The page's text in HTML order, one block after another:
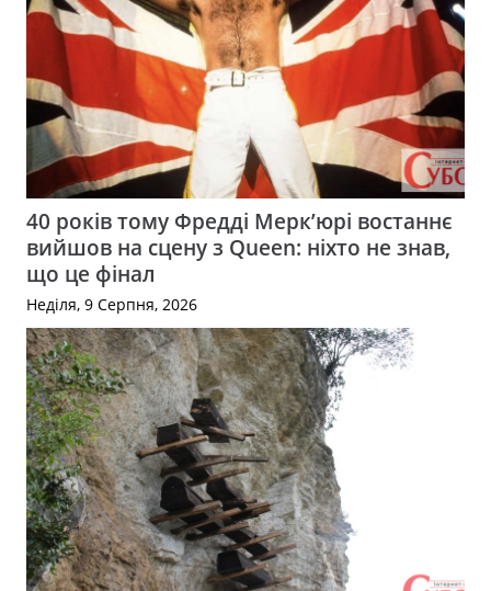
40 років тому Фредді Мерк’юрі востаннє
вийшов на сцену з Queen: ніхто не знав,
що це фінал
Неділя, 9 Серпня, 2026